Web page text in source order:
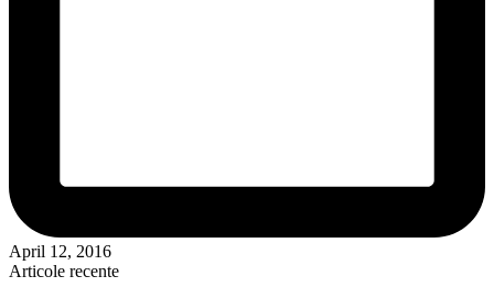
April 12, 2016
Articole recente